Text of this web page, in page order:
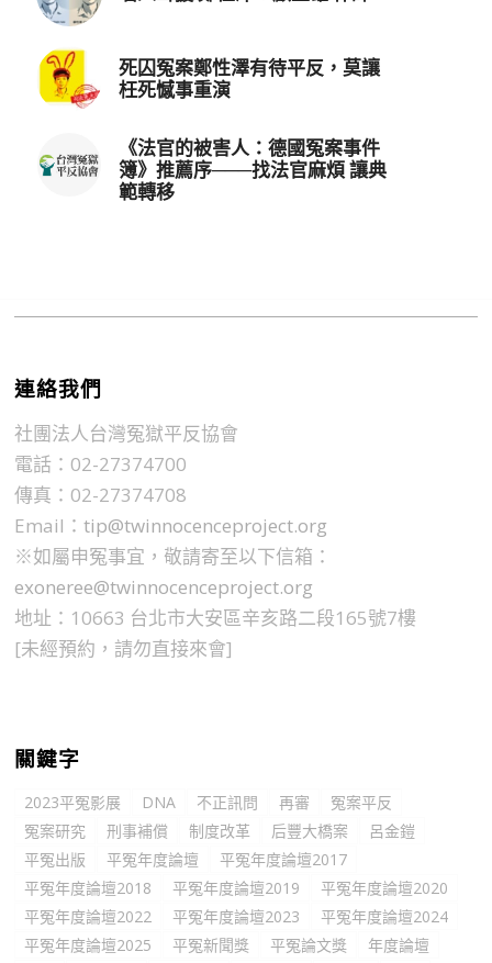
死囚冤案鄭性澤有待平反，莫讓
枉死憾事重演
《法官的被害人：德國冤案事件
簿》推薦序───找法官麻煩 讓典
範轉移
連絡我們
社團法人台灣冤獄平反協會
電話：02-27374700
傳真：02-27374708
Email：tip@twinnocenceproject.org
※如屬申冤事宜，敬請寄至以下信箱：
exoneree@twinnocenceproject.org
地址：10663 台北市大安區辛亥路二段165號7樓
[未經預約，請勿直接來會]
關鍵字
2023平冤影展 DNA 不正訊問 再審
冤案平反
冤案研究
刑事補償 制度改革 后豐大橋案
呂金鎧
平冤出版
平冤年度論壇
平冤年度論壇2017
平冤年度論壇2018
平冤年度論壇2019
平冤年度論壇2020
平冤年度論壇2022
平冤年度論壇2023
平冤年度論壇2024
平冤年度論壇2025
平冤新聞獎 平冤論文獎
年度論壇